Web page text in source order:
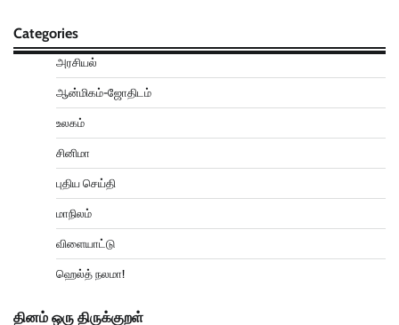
Categories
அரசியல்
ஆன்மிகம்-ஜோதிடம்
உலகம்
சினிமா
புதிய செய்தி
மாநிலம்
விளையாட்டு
ஹெல்த் நலமா!
தினம் ஒரு திருக்குறள்